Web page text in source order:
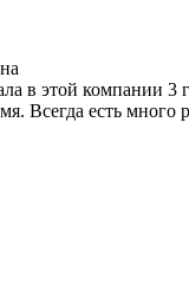
в этой компании 3
Всегда есть много